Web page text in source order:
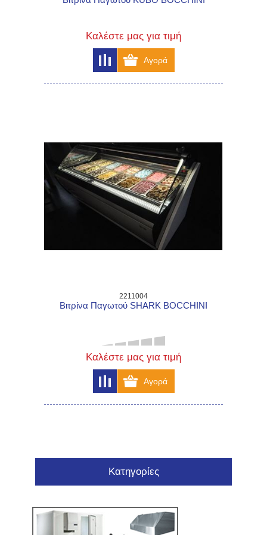
Καλέστε μας για τιμή
2211004
Βιτρίνα Παγωτού SHARK BOCCHINI
Καλέστε μας για τιμή
Κατηγορίες